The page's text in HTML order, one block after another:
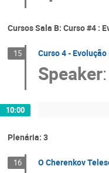
Cursos Sala B: Curso #4 :
15 Curso 4 -
Speaker:
10:00
Plenária: 3
16 O Cherenkov